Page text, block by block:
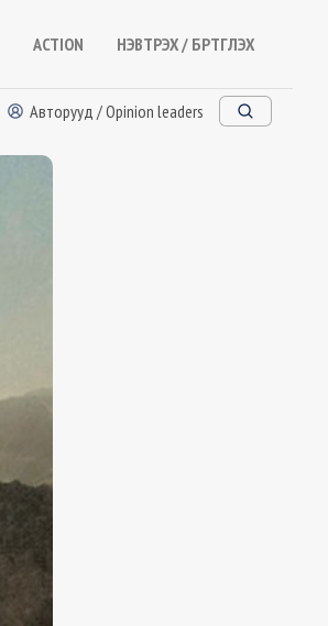
ACTION НЭВТРЭХ / БҮРТГҮҮЛЭХ
Авторууд / Opinion leaders